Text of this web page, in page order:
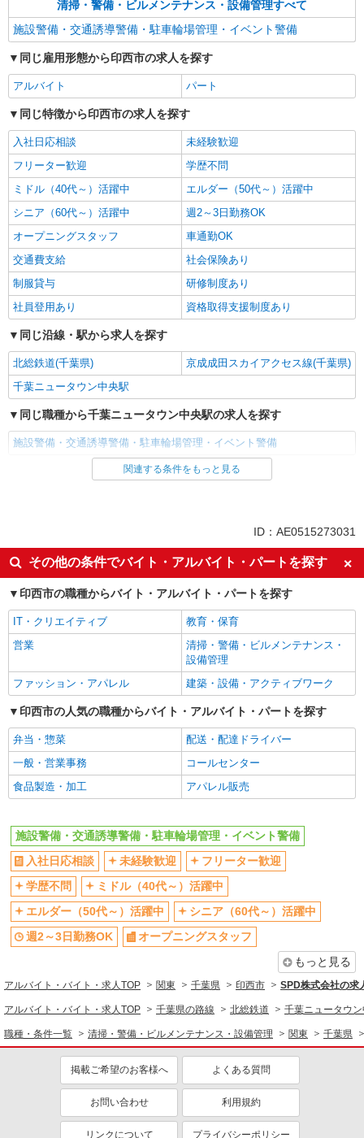
清掃・警備・ビルメンテナンス・設備管理すべて
施設警備・交通誘導警備・駐車輪場管理・イベント警備
同じ雇用形態から印西市の求人を探す
アルバイト パート
同じ特徴から印西市の求人を探す
入社日応相談
未経験歓迎
フリーター歓迎
学歴不問
ミドル（40代～）活躍中
エルダー（50代～）活躍中
シニア（60代～）活躍中
週2～3日勤務OK
オープニングスタッフ
車通勤OK
交通費支給
社会保険あり
制服貸与
研修制度あり
社員登用あり
資格取得支援制度あり
同じ沿線・駅から求人を探す
北総鉄道(千葉県)
京成成田スカイアクセス線(千葉県)
千葉ニュータウン中央駅
同じ職種から千葉ニュータウン中央駅の求人を探す
施設警備・交通誘導警備・駐車輪場管理・イベント警備
同じ雇用形態から千葉ニュータウン中央駅の求人を探す
同じ特徴から千葉ニュータウン中央駅の求人を探す
入社日応相談
未経験歓迎
フリーター歓迎
学歴不問
ミドル（40代～）活躍中
エルダー（50代～）活躍中
シニア（60代～）活躍中
週2～3日勤務OK
オープニングスタッフ
車通勤OK
交通費支給
社会保険あり
制服貸与
研修制度あり
社員登用あり
資格取得支援制度あり
同じ職種から求人を探す
清掃・警備・ビルメンテナンス・設備管理
施設警備・交通誘導警備・駐車輪場管理・イベント警備
同じ特徴から求人を探す
未経験歓迎
ミドル（40代～）活躍中
週2～3日勤務OK
オープニングスタッフ
車通勤OK
交通費支給
社会保険あり
社員登用あり
関連する条件をもっと見る
ID：AE0515273031
その他の条件でバイト・アルバイト・パートを探す
印西市の職種からバイト・アルバイト・パートを探す
IT・クリエイティブ
教育・保育
営業
清掃・警備・ビルメンテナンス・
設備管理
ファッション・アパレル
建築・設備・アクティブワーク
印西市の人気の職種からバイト・アルバイト・パートを探す
弁当・惣菜
配送・配達ドライバー
一般・営業事務
コールセンター
食品製造・加工
アパレル販売
施設警備・交通誘導警備・駐車輪場管理・イベント警備
入社日応相談
未経験歓迎
フリーター歓迎
学歴不問
ミドル（40代～）活躍中
エルダー（50代～）活躍中
シニア（60代～）活躍中
週2～3日勤務OK
オープニングスタッフ
もっと見る
アルバイト・バイト・求人TOP 関東 千葉県 印西市 SPD株式会社の求
アルバイト・バイト・求人TOP 千葉県の路線 北総鉄道 千葉ニュータウ
職種・条件一覧 清掃・警備・ビルメンテナンス・設備管理 関東 千葉県
掲載ご希望のお客様へ よくある質問
お問い合わせ 利用規約
リンクについて プライバシーポリシー